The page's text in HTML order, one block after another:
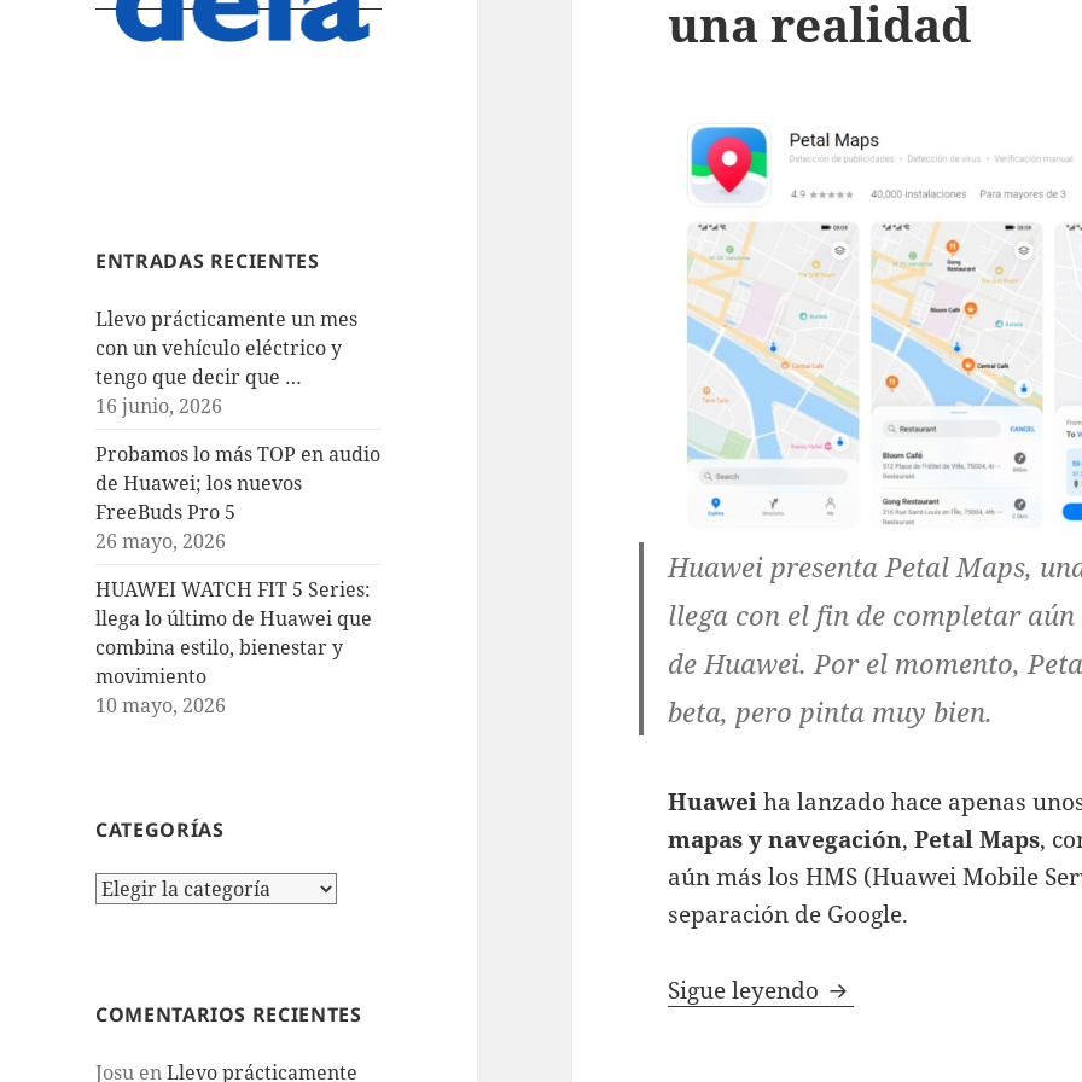
ENTRADAS RECIENTES
Llevo prácticamente un mes
con un vehículo eléctrico y
tengo que decir que …
16 junio, 2026
Probamos lo más TOP en audio
de Huawei; los nuevos
FreeBuds Pro 5
26 mayo, 2026
HUAWEI WATCH FIT 5 Series:
llega lo último de Huawei que
combina estilo, bienestar y
movimiento
10 mayo, 2026
CATEGORÍAS
Categorías
COMENTARIOS RECIENTES
Josu enLlevo prácticamente
una realidad
Huawei presenta Petal Maps,
llega con el fin de completar
de Huawei. Por el momento,
beta, pero pinta muy bien.
Huaweiha lanzado hace apenas
mapas y navegación,Petal Maps,
aún más los HMS (Huawei Mobile
separación de Google.
Sigue leyendo Petal Maps, la